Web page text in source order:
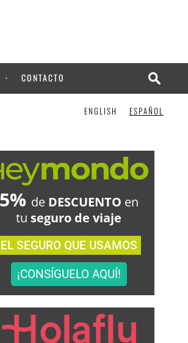
CONTACTO
ENGLISH ESPAÑOL
5% deDESCUENTO en
tu seguro de viaje
EL SEGURO QUE USAMOS
¡CONSÍGUELO AQUÍ!